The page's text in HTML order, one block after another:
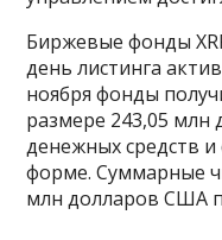
Биржевые фонды
день листинга
ноября фонды
размере 243,05 млн
денежных средств и
форме. Суммарные
млн долларов США